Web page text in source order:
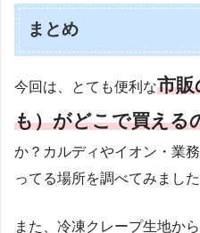
まとめ
今回は、とても便利な市販
も）がどこで買える
か？カルディやイオン・業
ってる場所を調べてみました
また、冷凍クレープ生地か